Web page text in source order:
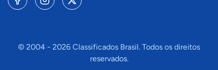
© 2004 - 2026 Classificados Brasil. Todos os direitos
reservados.